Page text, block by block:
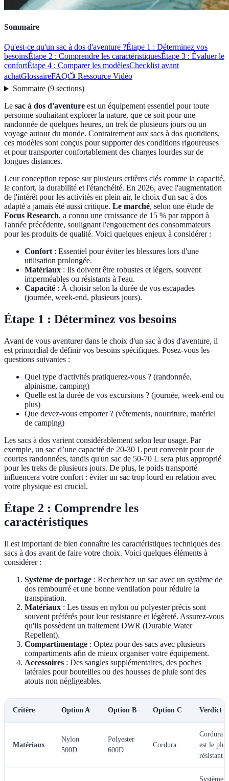
Sommaire
Qu'est-ce qu'un sac à dos d'aventure ?Étape 1 : Déterminez vos
besoinsÉtape 2 : Comprendre les caractéristiquesÉtape 3 : Évaluer le
confortÉtape 4 : Comparer les modèlesChecklist avant
achatGlossaireFAQ📺 Ressource Vidéo
Sommaire(9 sections)
Le sac à dos d'aventure est un équipement essentiel pour toute
personne souhaitant explorer la nature, que ce soit pour une
randonnée de quelques heures, un trek de plusieurs jours ou un
voyage autour du monde. Contrairement aux sacs à dos quotidiens,
ces modèles sont conçus pour supporter des conditions rigoureuses
et pour transporter confortablement des charges lourdes sur de
longues distances.
Leur conception repose sur plusieurs critères clés comme la capacité,
le confort, la durabilité et l'étanchéité. En 2026, avec l'augmentation
de l'intérêt pour les activités en plein air, le choix d'un sac à dos
adapté a jamais été aussi critique. Le marché, selon une étude de
Focus Research, a connu une croissance de 15 % par rapport à
l'année précédente, soulignant l'engouement des consommateurs
pour les produits de qualité. Voici quelques enjeux à considérer :
Confort: Essentiel pour éviter les blessures lors d'une
utilisation prolongée.
Matériaux : Ils doivent être robustes et légers, souvent
imperméables ou résistants à l'eau.
Capacité : À choisir selon la durée de vos escapades
(journée, week-end, plusieurs jours).
Étape 1 : Déterminez vos besoins
Avant de vous aventurer dans le choix d'un sac à dos d'aventure, il
est primordial de définir vos besoins spécifiques. Posez-vous les
questions suivantes :
Quel type d'activités pratiquerez-vous ? (randonnée,
alpinisme, camping)
Quelle est la durée de vos excursions ? (journée, week-end ou
plus)
Que devez-vous emporter ? (vêtements, nourriture, matériel
de camping)
Les sacs à dos varient considérablement selon leur usage. Par
exemple, un sac d’une capacité de 20-30 L peut convenir pour de
courtes randonnées, tandis qu'un sac de 50-70 L sera plus approprié
pour les treks de plusieurs jours. De plus, le poids transporté
influencera votre confort : éviter un sac trop lourd en relation avec
votre physique est crucial.
Étape 2 : Comprendre les
caractéristiques
Il est important de bien connaître les caractéristiques techniques des
sacs à dos avant de faire votre choix. Voici quelques éléments à
considérer :
Système de portage : Recherchez un sac avec un système de
dos rembourré et une bonne ventilation pour réduire la
transpiration.
Matériaux : Les tissus en nylon ou polyester précis sont
souvent préférés pour leur resistance et légèreté. Assurez-vous
qu'ils possèdent un traitement DWR (Durable Water
Repellent).
Compartimentage : Optez pour des sacs avec plusieurs
compartiments afin de mieux organiser votre équipement.
Accessoires : Des sangles supplémentaires, des poches
latérales pour bouteilles ou des housses de pluie sont des
atouts non négligeables.
Critère Option A Option B Option C Verdict
Matériaux
Nylon
500D
Polyester
600D
Cordura
Cordura
est le plus
résistant
Système